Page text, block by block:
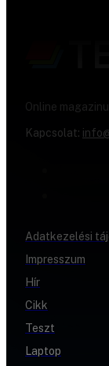
Online
Kapcsolat:
Adatkezelési
Impresszum
Hír
Cikk
Teszt
Laptop